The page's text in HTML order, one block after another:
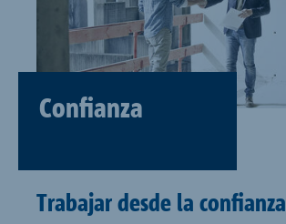
Confianza
Trabajar desde la confianza